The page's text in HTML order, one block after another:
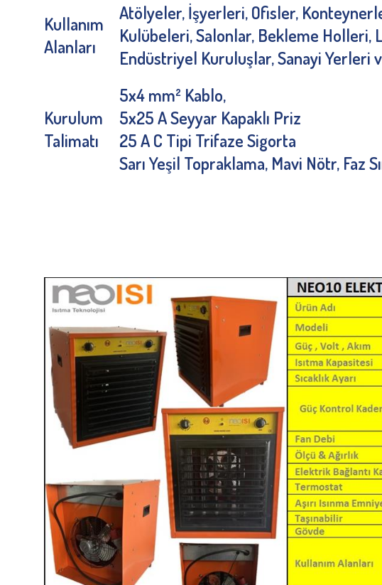
Kullanım
Alanları
Atölyeler, İşyerleri, Ofisler,
Kulübeleri, Salonlar, Bekleme Holleri,
Endüstriyel Kuruluşlar, Sanayi Yerleri
Kurulum
Talimatı
5x4 mm² Kablo,
5x25 A Seyyar Kapaklı Priz
25 A C Tipi Trifaze Sigorta
Sarı Yeşil Topraklama, Mavi Nötr, Faz